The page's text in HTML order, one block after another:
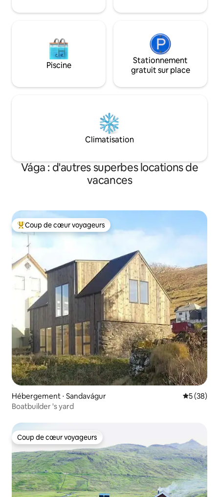
des plus belles des îles Féroé. Notre
d'assurer leur confort maximal.
bienvenue Anita et Tróndur :)
Piscine
Stationnement
gratuit sur place
Climatisation
Vága : d'autres superbes locations de
vacances
Coups de cœur voyageurs les plus appréciés
Coup de cœur voyageurs
Hébergement ⋅ Sandavágur
5 (38)
Boatbuilder 's yard
Coup de cœur voyageurs
Coup de cœur voyageurs